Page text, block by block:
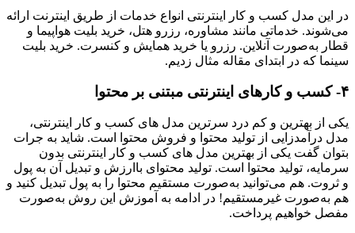
در این مدل کسب و کار اینترنتی انواع خدمات از طریق اینترنت ارائه
می‌شوند. خدماتی مانند مشاوره، رزرو هتل، خرید بلیت هواپیما و
قطار به‌صورت آنلاین. رزرو یا خرید همایش و کنسرت. خرید بلیت
سینما که در ابتدای مقاله مثال زدیم.
۴- کسب و کارهای اینترنتی مبتنی بر محتوا
یکی از بهترین و کم درد سرترین مدل های کسب و کار اینترنتی،
مدل درآمدزایی از تولید محتوا و فروش محتوا است. شاید به جرات
بتوان گفت یکی از بهترین مدل های کسب و کار اینترنتی بدون
سرمایه، تولید محتوا است. تولید محتوای باارزش و تبدیل آن به پول
و ثروت. هم می‌توانید به‌صورت مستقیم محتوا را به پول تبدیل کنید و
هم به‌صورت غیرمستقیم! در ادامه به آموزش این روش به‌صورت
مفصل خواهیم پرداخت.